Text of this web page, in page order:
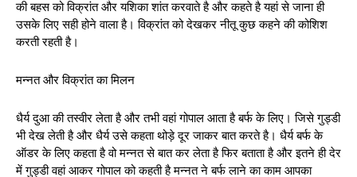
की बहस को विक्रांत और यशिका शांत करवाते है और कहते है यहां से जाना ही
उसके लिए सही होने वाला है। विक्रांत को देखकर नीतू कुछ कहने की कोशिश
करती रहती है।
मन्नत और विक्रांत का मिलन
धैर्य दुआ की तस्वीर लेता है और तभी वहां गोपाल आता है बर्फ के लिए। जिसे गुड्डी
भी देख लेती है और धैर्य उसे कहता थोड़े दूर जाकर बात करते है। धैर्य बर्फ के
ऑडर के लिए कहता है वो मन्नत से बात कर लेता है फिर बताता है और इतने ही देर
में गुड्डी वहां आकर गोपाल को कहती है मन्नत ने बर्फ लाने का काम आपका